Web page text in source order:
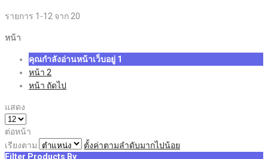
รายการ 1 -12 จาก 20
หน้า
คุณกำลังอ่านหน้าเว็บอยู่ 1
หน้า 2
หน้า ถัดไป
แสดง
ต่อหน้า
เรียงตาม
ตั้งค่าตามลำดับมากไปน้อย
Filter Products By